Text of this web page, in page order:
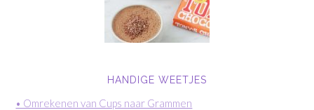
HANDIGE WEETJES
• Omrekenen van Cups naar Grammen